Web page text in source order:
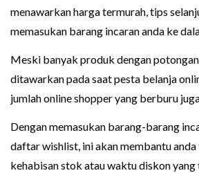
menawarkan harga termurah, tips
memasukan barang incaran anda ke
Meski banyak produk dengan
ditawarkan pada saat pesta belanja
jumlah online shopper yang berburu
Dengan memasukan barang-barang
daftar wishlist, ini akan membantu
kehabisan stok atau waktu diskon